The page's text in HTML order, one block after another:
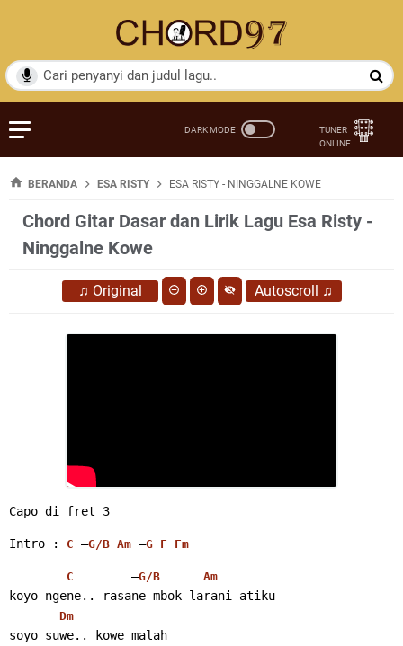
BERANDA ESA RISTY ESA RISTY - NINGGALNE KOWE
Chord Gitar Dasar dan Lirik Lagu Esa Risty -
Ninggalne Kowe
♫ Original Autoscroll ♫
Capo di fret 3
Intro : C –G/B Am –G F Fm
C
        –
G/B Am
koyo ngene.. rasane mbok larani atiku
Dm
soyo suwe.. kowe malah